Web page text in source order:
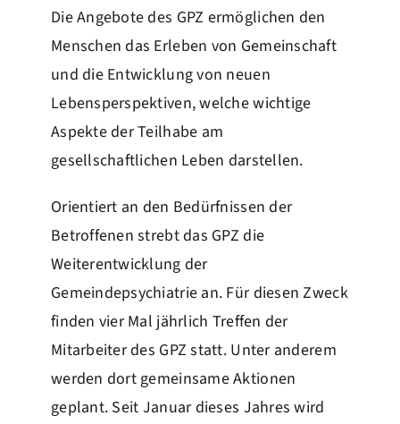
Die Angebote des GPZ ermöglichen den
Menschen das Erleben von Gemeinschaft
und die Entwicklung von neuen
Lebensperspektiven, welche wichtige
Aspekte der Teilhabe am
gesellschaftlichen Leben darstellen.
Orientiert an den Bedürfnissen der
Betroffenen strebt das GPZ die
Weiterentwicklung der
Gemeindepsychiatrie an. Für diesen Zweck
finden vier Mal jährlich Treffen der
Mitarbeiter des GPZ statt. Unter anderem
werden dort gemeinsame Aktionen
geplant. Seit Januar dieses Jahres wird